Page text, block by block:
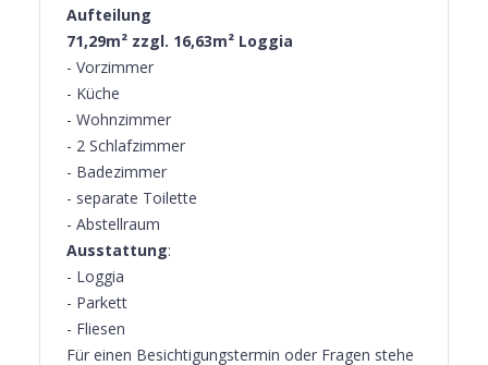
Aufteilung
71,29m² zzgl. 16,63m² Loggia
- Vorzimmer
- Küche
- Wohnzimmer
- 2 Schlafzimmer
- Badezimmer
- separate Toilette
- Abstellraum
Ausstattung:
- Loggia
- Parkett
- Fliesen
Für einen Besichtigungstermin oder Fragen stehe